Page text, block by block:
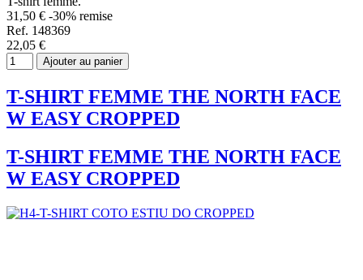
31,50 € -30% remise
Ref. 148369
22,05 €
Ajouter au panier
T-SHIRT FEMME THE NORTH FACE
W EASY CROPPED
T-SHIRT FEMME THE NORTH FACE
W EASY CROPPED